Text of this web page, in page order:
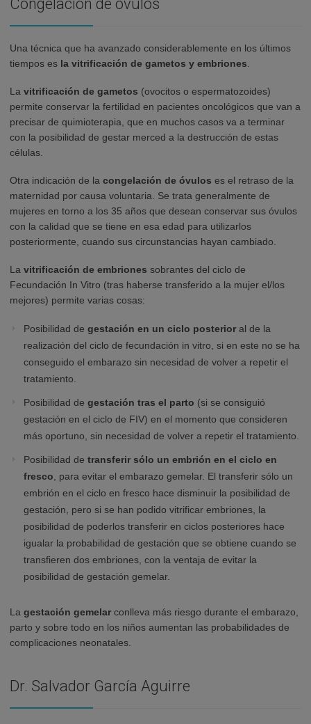
Congelación de óvulos
Una técnica que ha avanzado considerablemente en los últimos
tiempos es la vitrificación de gametos y embriones.
La vitrificación de gametos (ovocitos o espermatozoides)
permite conservar la fertilidad en pacientes oncológicos que van a
precisar de quimioterapia, que en muchos casos va a terminar
con la posibilidad de gestar merced a la destrucción de estas
células.
Otra indicación de la congelación de óvulos es el retraso de la
maternidad por causa voluntaria. Se trata generalmente de
mujeres en torno a los 35 años que desean conservar sus óvulos
con la calidad que se tiene en esa edad para utilizarlos
posteriormente, cuando sus circunstancias hayan cambiado.
La vitrificación de embriones sobrantes del ciclo de
Fecundación In Vitro (tras haberse transferido a la mujer el/los
mejores) permite varias cosas:
Posibilidad de gestación en un ciclo posterior al de la
realización del ciclo de fecundación in vitro, si en este no se ha
conseguido el embarazo sin necesidad de volver a repetir el
tratamiento.
Posibilidad de gestación tras el parto (si se consiguió
gestación en el ciclo de FIV) en el momento que consideren
más oportuno, sin necesidad de volver a repetir el tratamiento.
Posibilidad de transferir sólo un embrión en el ciclo en
fresco, para evitar el embarazo gemelar. El transferir sólo un
embrión en el ciclo en fresco hace disminuir la posibilidad de
gestación, pero si se han podido vitrificar embriones, la
posibilidad de poderlos transferir en ciclos posteriores hace
igualar la probabilidad de gestación que se obtiene cuando se
transfieren dos embriones, con la ventaja de evitar la
posibilidad de gestación gemelar.
La gestación gemelar conlleva más riesgo durante el embarazo,
parto y sobre todo en los niños aumentan las probabilidades de
complicaciones neonatales.
Dr. Salvador García Aguirre